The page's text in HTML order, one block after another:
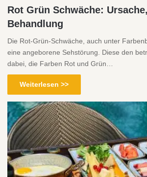
Rot Grün Schwäche:
Behandlung
Die Rot-Grün-Schwäche, auch unter
eine angeborene Sehstörung. Diese den
dabei, die Farben Rot und Grün…
Weiterlesen >>